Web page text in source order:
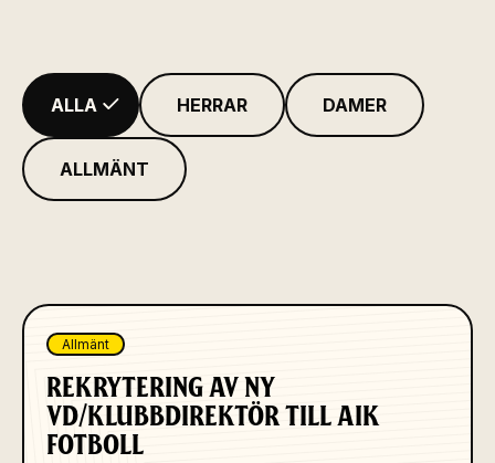
ALLA HERRAR DAMER
ALLMÄNT
Allmänt
REKRYTERING AV NY
VD/KLUBBDIREKTÖR TILL AIK
FOTBOLL